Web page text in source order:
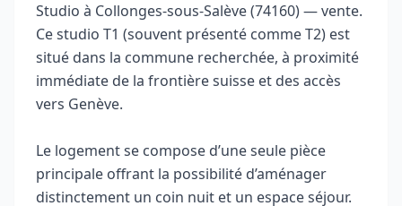
Studio à Collonges-sous-Salève (74160) — vente.
Ce studio T1 (souvent présenté comme T2) est
situé dans la commune recherchée, à proximité
immédiate de la frontière suisse et des accès
vers Genève.
Le logement se compose d’une seule pièce
principale offrant la possibilité d’aménager
distinctement un coin nuit et un espace séjour.